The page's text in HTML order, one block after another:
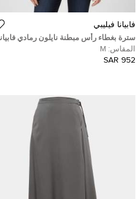
فابيانا فيليبي
سترة بغطاء رأس مبطنة نايلون رمادي
فيليبي ميديوم
المقاس: M
952 SAR